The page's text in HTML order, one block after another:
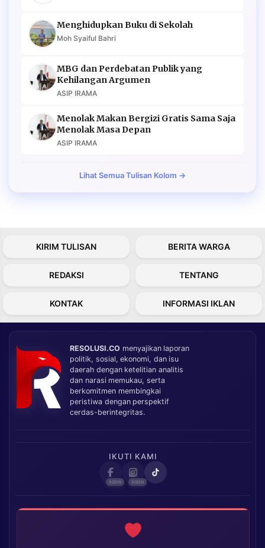
Menghidupkan Buku di Sekolah
Moh Syaiful Bahri
MBG dan Perdebatan Publik yang
Kehilangan Argumen
ASIP IRAMA
Menolak Makan Bergizi Gratis Sama Saja
Menolak Masa Depan
ASIP IRAMA
Lihat Semua Tulisan Kolom →
KIRIM TULISAN BERITA WARGA
REDAKSI TENTANG
KONTAK INFORMASI IKLAN
RESOLUSI.CO menyajikan laporan
politik, sosial, ekonomi, dan isu
daerah dengan ketelitian analitis
dan narasi memukau, serta
berkomitmen membingkai
peristiwa dengan perspektif
cerdas-berintegritas.
IKUTI KAMI